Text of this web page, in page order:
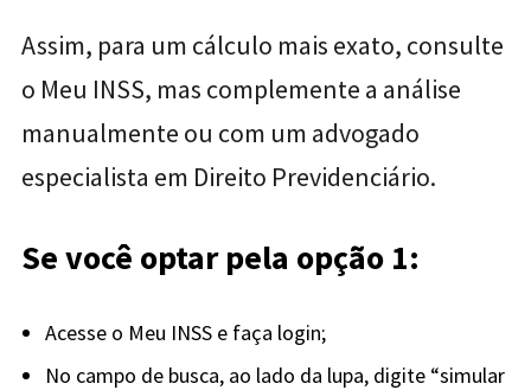
Assim, para um cálculo mais exato, consulte
o Meu INSS, mas complemente a análise
manualmente ou com um advogado
especialista em Direito Previdenciário.
Se você optar pela opção 1:
Acesse o Meu INSS e faça login;
No campo de busca, ao lado da lupa, digite “simular